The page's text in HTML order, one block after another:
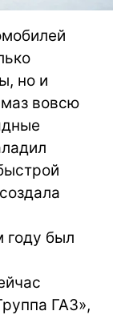
но и
вовсю
создала
году был
ГАЗ»,